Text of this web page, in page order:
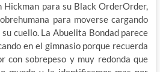
Hickman para su Black OrderOrder,
para moverse cargando
cuello. La Abuelita Bondad parece
en el gimnasio porque recuerda
con sobrepeso y muy redonda que